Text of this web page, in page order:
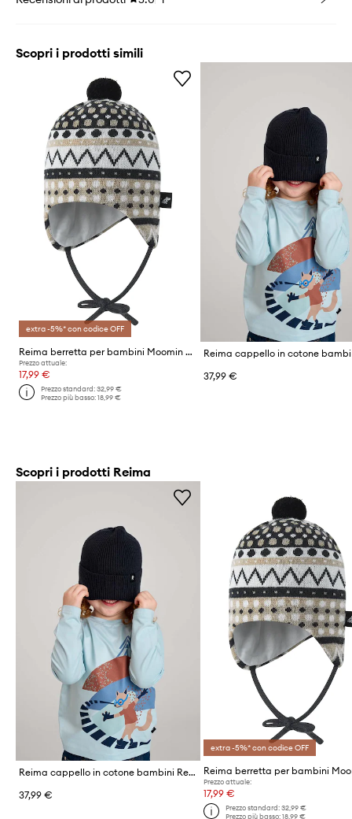
Scopri i prodotti simili
extra -5%* con codice OFF
Reima berretta per bambini Moomin Yngst
Prezzo attuale:
17,99 €
Prezzo standard:32,99 €
Prezzo più basso:18,99 €
37,99 €
Scopri i prodotti Reima
Reima cappello in cotone bambini Reissari
37,99 €
extra -5%* con codice OFF
Prezzo attuale:
17,99 €
Prezzo standard: 32,99 €
Prezzo più basso: 18,99 €